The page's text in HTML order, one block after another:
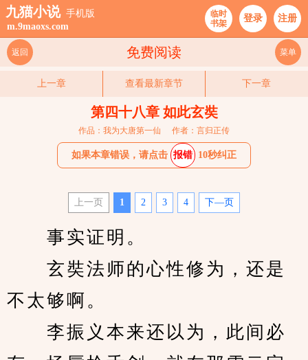
九猫小说 手机版
m.9maoxs.com
临时
书架
登录 注册
免费阅读
返回 菜单
上一章 查看最新章节 下一章
第四十八章 如此玄奘
作品：我为大唐第一仙 作者：言归正传
如果本章错误，请点击 报错 10秒纠正
上一页 1 2 3 4 下—页
事实证明。
玄奘法师的心性修为，还是
不太够啊。
李振义本来还以为，此间必